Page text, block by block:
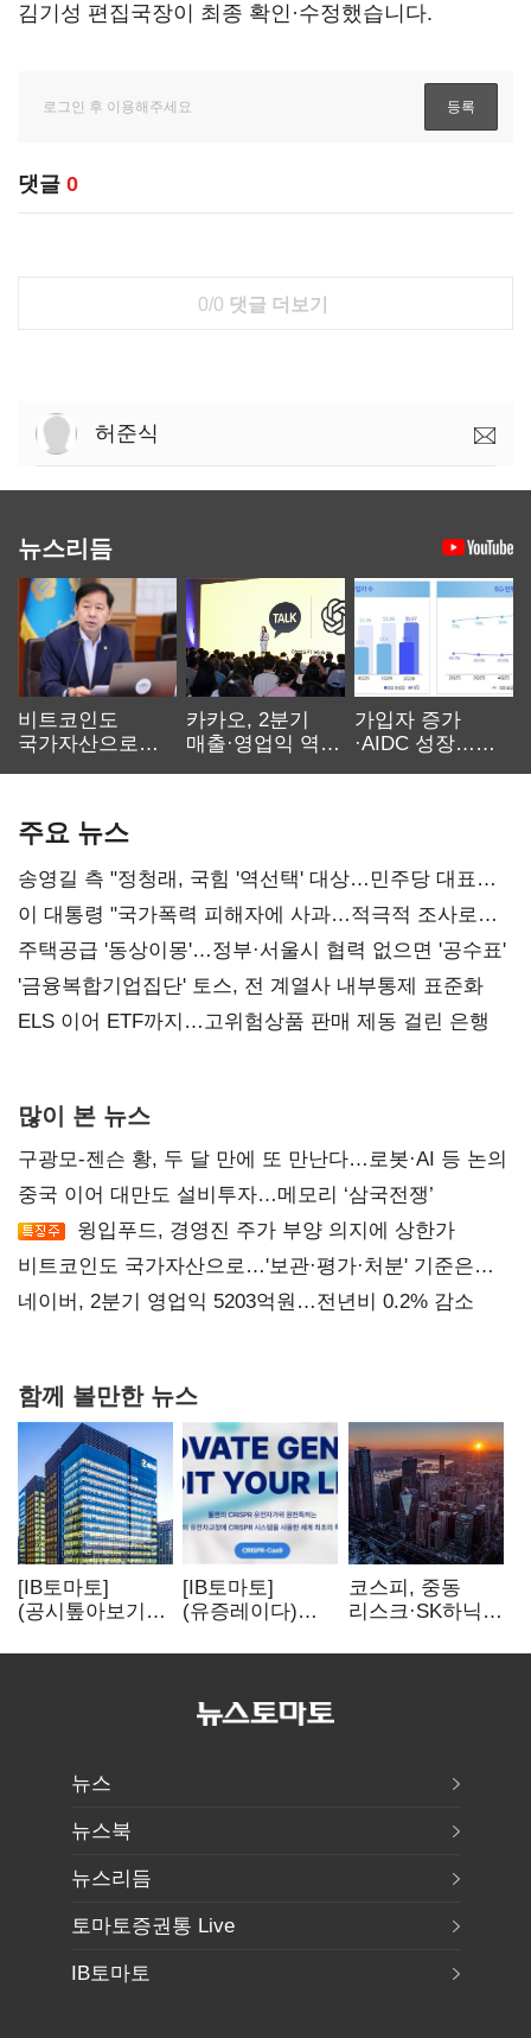
김기성 편집국장이 최종 확인·수정했습니다.
댓글 0
0/0 댓글 더보기
허준식
뉴스리듬
비트코인도
국가자산으로…'
카카오, 2분기
매출·영업익 역대
가입자 증가
·AIDC 성장…
주요 뉴스
송영길 측 "정청래, 국힘 '역선택' 대상…민주당 대표로
총선 지휘 못해"
이 대통령 "국가폭력 피해자에 사과…적극적 조사로
진실 밝혀야"
주택공급 '동상이몽'…정부·서울시 협력 없으면 '공수표'
'금융복합기업집단' 토스, 전 계열사 내부통제 표준화
ELS 이어 ETF까지…고위험상품 판매 제동 걸린 은행
많이 본 뉴스
구광모-젠슨 황, 두 달 만에 또 만난다…로봇·AI 등 논의
중국 이어 대만도 설비투자…메모리 ‘삼국전쟁’
윙입푸드, 경영진 주가 부양 의지에 상한가
비트코인도 국가자산으로…'보관·평가·처분' 기준은
숙제
네이버, 2분기 영업익 5203억원…전년비 0.2% 감소
함께 볼만한 뉴스
[IB토마토]
(공시톺아보기)
바로 매출로
[IB토마토]
(유증레이다)
3분의 1 토막…
비용부터 챙긴다
코스피, 중동
리스크·SK하닉
뒷걸음
뉴스
뉴스북
뉴스리듬
토마토증권통 Live
IB토마토